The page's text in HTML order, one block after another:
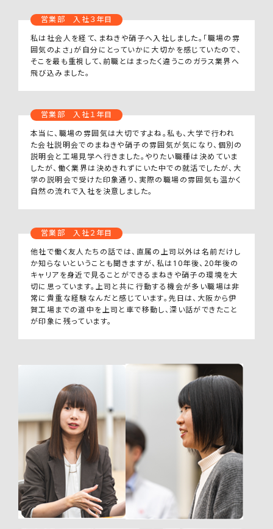
営業部 入社３年目
私は社会人を経て、まねきや硝子へ入社しました。「職場の雰
囲気のよさ」が自分にとっていかに大切かを感じていたので、
そこを最も重視して、前職とはまったく違うこのガラス業界へ
飛び込みました。
営業部 入社１年目
本当に、職場の雰囲気は大切ですよね。私も、大学で行われ
た会社説明会でのまねきや硝子の雰囲気が気になり、個別の
説明会と工場見学へ行きました。やりたい職種は決めていま
したが、働く業界は決めきれずにいた中での就活でしたが、大
学の説明会で受けた印象通り、実際の職場の雰囲気も温かく
自然の流れで入社を決意しました。
営業部 入社２年目
他社で働く友人たちの話では、直属の上司以外は名前だけし
か知らないということも聞きますが、私は10年後、20年後の
キャリアを身近で見ることができるまねきや硝子の環境を大
切に思っています。上司と共に行動する機会が多い職場は非
常に貴重な経験なんだと感じています。先日は、大阪から伊
賀工場までの道中を上司と車で移動し、深い話ができたこと
が印象に残っています。